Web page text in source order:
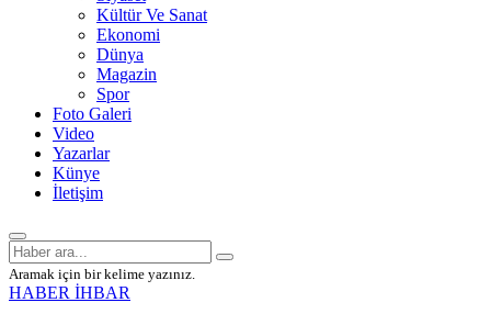
Kültür Ve Sanat
Ekonomi
Dünya
Magazin
Spor
Foto Galeri
Video
Yazarlar
Künye
İletişim
Aramak için bir kelime yazınız.
HABER İHBAR